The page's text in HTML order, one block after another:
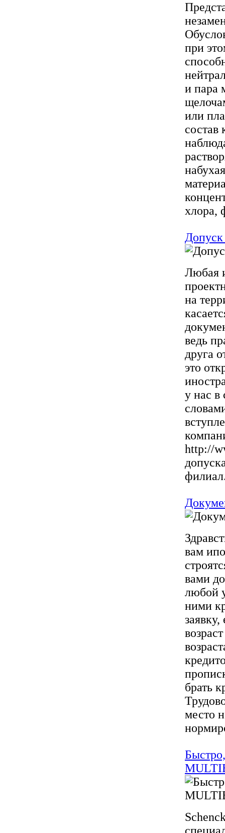
при
и пара
или
состав
хлора,
Любая
на
ведь
друга
это
у нас
http://
вам
вами
любой
ними
брать
место